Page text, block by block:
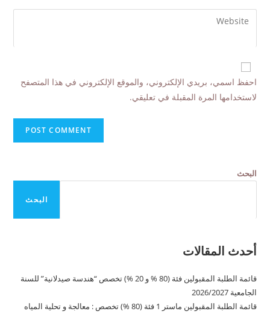
احفظ اسمي، بريدي الإلكتروني، والموقع الإلكتروني في هذا المتصفح
لاستخدامها المرة المقبلة في تعليقي.
البحث
البحث
أحدث المقالات
قائمة الطلبة المقبولين فئة (80 % و 20 %) تخصص “هندسة صيدلانية” للسنة
الجامعية 2026/2027
قائمة الطلبة المقبولين ماستر 1 فئة (80 %) تخصص : معالجة و تحلية المياه